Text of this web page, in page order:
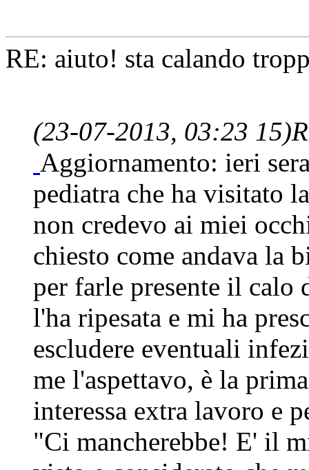
RE: aiuto! sta calando
(23-07-2013, 03:23 15)
Aggiornamento: ieri
pediatra che ha visitato
non credevo ai miei
chiesto come andava la
per farle presente il calo
l'ha ripesata e mi ha
escludere eventuali
me l'aspettavo, è la
interessa extra lavoro e
"Ci mancherebbe! E' il